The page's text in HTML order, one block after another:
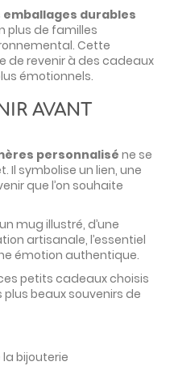
emballages durables
plus de familles
Cette
de revenir à des cadeaux
émotionnels.
AVANT
personnalisé ne se
Il symbolise un lien, une
que l’on souhaite
mug illustré, d’une
artisanale, l’essentiel
émotion authentique.
petits cadeaux choisis
beaux souvenirs de
bijouterie